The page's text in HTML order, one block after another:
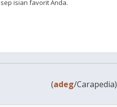
isian favorit Anda.
(adeg/Carapedia)